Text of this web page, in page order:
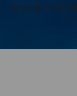
Amelia